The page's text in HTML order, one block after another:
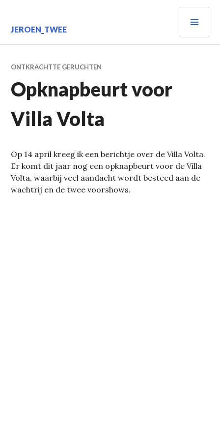
inhoud
JEROEN_TWEE
ONTKRACHTTE GERUCHTEN
Opknapbeurt voor
Villa Volta
Op 14 april kreeg ik een berichtje over de Villa Volta.
Er komt dit jaar nog een opknapbeurt voor de Villa
Volta, waarbij veel aandacht wordt besteed aan de
wachtrij en de twee voorshows.